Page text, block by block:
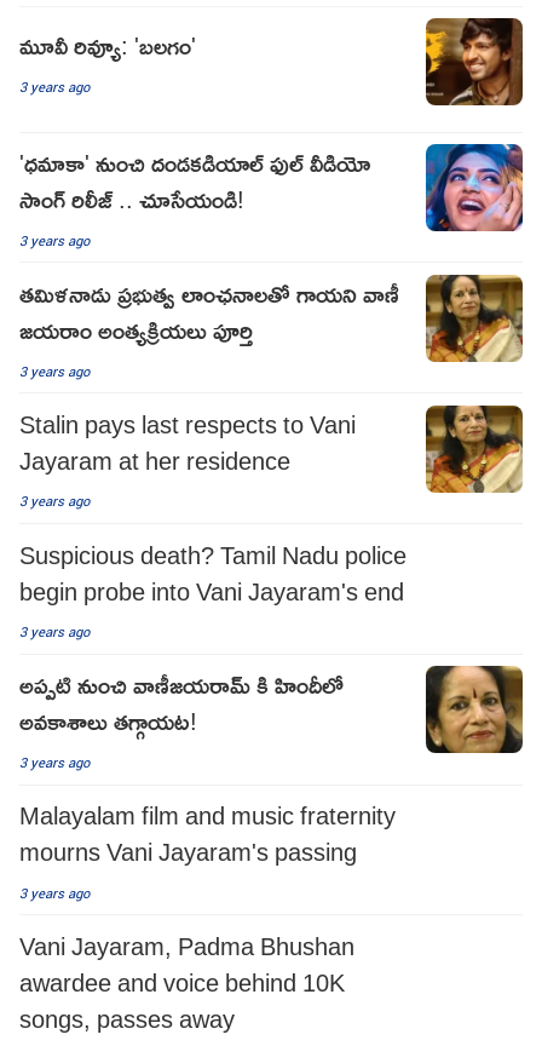
మూవీ రివ్యూ: 'బలగం'
3 years ago
'ధమాకా' నుంచి దండకడియాల్ ఫుల్ వీడియో
సాంగ్ రిలీజ్ .. చూసేయండి!
3 years ago
తమిళనాడు ప్రభుత్వ లాంఛనాలతో గాయని వాణీ
జయరాం అంత్యక్రియలు పూర్తి
3 years ago
Stalin pays last respects to Vani
Jayaram at her residence
3 years ago
Suspicious death? Tamil Nadu police
begin probe into Vani Jayaram's end
3 years ago
అప్పటి నుంచి వాణీజయరామ్ కి హిందీలో
అవకాశాలు తగ్గాయట!
3 years ago
Malayalam film and music fraternity
mourns Vani Jayaram's passing
3 years ago
Vani Jayaram, Padma Bhushan
awardee and voice behind 10K
songs, passes away